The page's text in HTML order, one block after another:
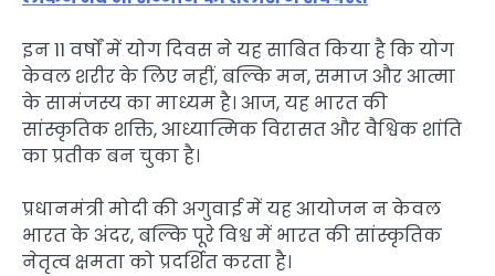
इन 11 वर्षों में योग दिवस ने यह साबित किया है कि योग
केवल शरीर के लिए नहीं, बल्कि मन, समाज और आत्मा
के सामंजस्य का माध्यम है। आज, यह भारत की
सांस्कृतिक शक्ति, आध्यात्मिक विरासत और वैश्विक शांति
का प्रतीक बन चुका है।
प्रधानमंत्री मोदी की अगुवाई में यह आयोजन न केवल
भारत के अंदर, बल्कि पूरे विश्व में भारत की सांस्कृतिक
नेतृत्व क्षमता को प्रदर्शित करता है।